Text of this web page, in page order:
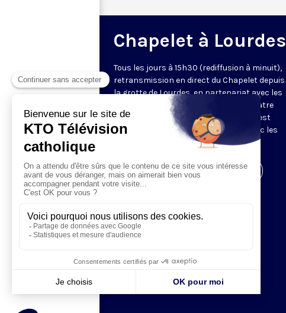
Chapelet à Lourdes
Tous les jours à 15h30 (rediffusion à minuit),
retransmission en direct du Chapelet depuis
la grotte de Lourdes, en partenariat avec les
Sanctuaires. Chaque jour, l'une des quatre
méditations des mystères du Rosaire est
proposée en communion de prière avec les
Visiter la page de l'émission